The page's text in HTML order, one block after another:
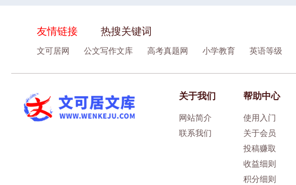
友情链接 热搜关键词
文可居网 公文写作文库 高考真题网 小学教育 英语等级
关于我们
网站简介
联系我们
帮助中心
使用入门
关于会员
投稿赚取
收益细则
积分细则